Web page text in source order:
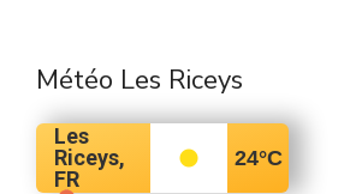
Météo Les Riceys
Les
Riceys,
FR
24°C